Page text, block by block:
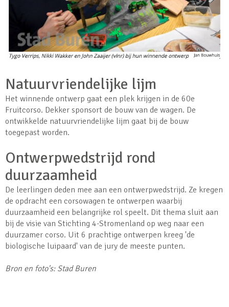
Natuurvriendelijke lijm
Het winnende ontwerp gaat een plek krijgen in de 60e
Fruitcorso. Dekker sponsort de bouw van de wagen. De
ontwikkelde natuurvriendelijke lijm gaat bij de bouw
toegepast worden.
Ontwerpwedstrijd rond
duurzaamheid
De leerlingen deden mee aan een ontwerpwedstrijd. Ze kregen
de opdracht een corsowagen te ontwerpen waarbij
duurzaamheid een belangrijke rol speelt. Dit thema sluit aan
bij de visie van Stichting 4-Stromenland op weg naar een
duurzamer corso. Uit 6 prachtige ontwerpen kreeg 'de
biologische luipaard' van de jury de meeste punten.
Bron en foto's: Stad Buren